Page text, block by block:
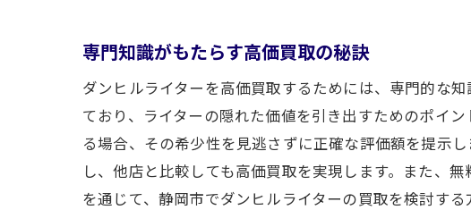
静岡市でダン
初めての
無料査定
お客様の
専門知識がもたらす高価買取の秘訣
ダンヒルライターを高価買取するためには、専門的な
ており、ライターの隠れた価値を引き出すためのポイ
る場合、その希少性を見逃さずに正確な評価額を提示
し、他店と比較しても高価買取を実現します。また、
を通じて、静岡市でダンヒルライターの買取を検討す